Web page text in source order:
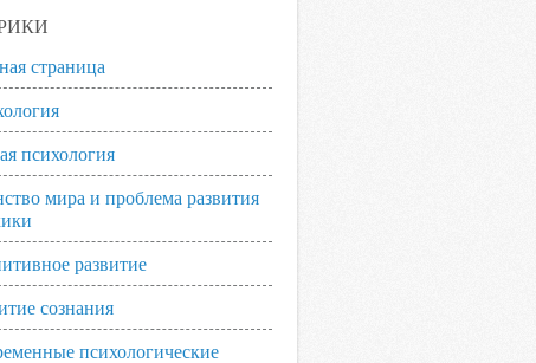
страница
психология
мира и проблема развития
развитие
сознания
психологические